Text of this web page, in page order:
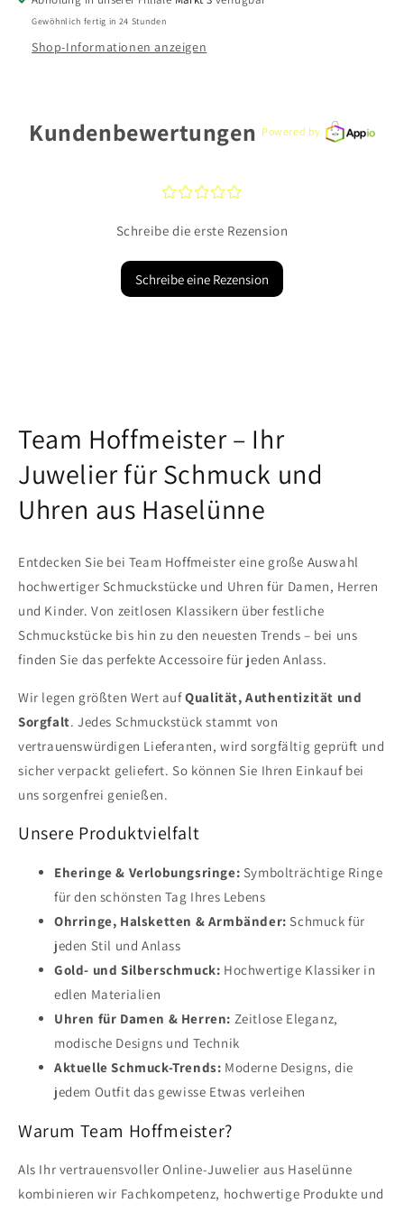
Gewöhnlich fertig in 24 Stunden
Shop-Informationen anzeigen
Kundenbewertungen Powered by
¤¤¤¤¤
Schreibe die erste Rezension
Schreibe eine Rezension
Team Hoffmeister – Ihr
Juwelier für Schmuck und
Uhren aus Haselünne
Entdecken Sie bei Team Hoffmeister eine große Auswahl
hochwertiger Schmuckstücke und Uhren für Damen, Herren
und Kinder. Von zeitlosen Klassikern über festliche
Schmuckstücke bis hin zu den neuesten Trends – bei uns
finden Sie das perfekte Accessoire für jeden Anlass.
Wir legen größten Wert aufQualität, Authentizität und
Sorgfalt. Jedes Schmuckstück stammt von
vertrauenswürdigen Lieferanten, wird sorgfältig geprüft und
sicher verpackt geliefert. So können Sie Ihren Einkauf bei
uns sorgenfrei genießen.
Unsere Produktvielfalt
Eheringe & Verlobungsringe: Symbolträchtige Ringe
für den schönsten Tag Ihres Lebens
Ohrringe, Halsketten & Armbänder: Schmuck für
jeden Stil und Anlass
Gold- und Silberschmuck: Hochwertige Klassiker in
edlen Materialien
Uhren für Damen & Herren: Zeitlose Eleganz,
modische Designs und Technik
Aktuelle Schmuck-Trends: Moderne Designs, die
jedem Outfit das gewisse Etwas verleihen
Warum Team Hoffmeister?
Als Ihr vertrauensvoller Online-Juwelier aus Haselünne
kombinieren wir Fachkompetenz, hochwertige Produkte und